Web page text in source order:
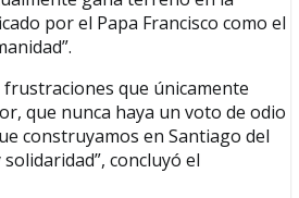
por el Papa Francisco como el
que únicamente
que nunca haya un voto de odio
construyamos en Santiago del
concluyó el